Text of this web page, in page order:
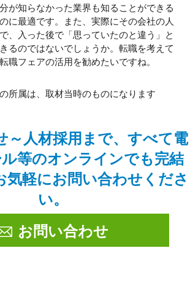
が知らなかった業界も知ることができる
に最適です。また、実際にその会社の人
、入った後で「思っていたのと違う」と
るのではないでしょうか。転職を考えて
職フェアの活用を勧めたいですね。
所属は、取材当時のものになります
人材採用まで、 すべて電
等のオンラインでも完結
気軽にお問い合わせくださ
い。
お問い合わせ